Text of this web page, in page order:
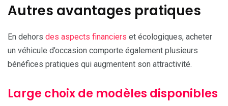
Autres avantages pratiques
En dehors des aspects financiers et écologiques, acheter
un véhicule d’occasion comporte également plusieurs
bénéfices pratiques qui augmentent son attractivité.
Large choix de modèles disponibles